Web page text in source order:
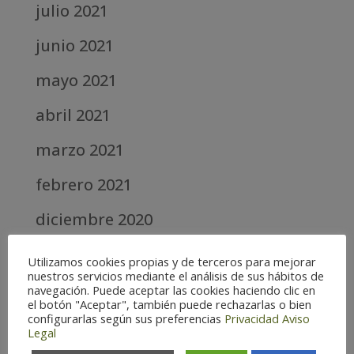
julio 2021
junio 2021
mayo 2021
abril 2021
marzo 2021
febrero 2021
diciembre 2020
abril 2020
marzo 2020
febrero 2019
Utilizamos cookies propias y de terceros para mejorar
nuestros servicios mediante el análisis de sus hábitos de
navegación. Puede aceptar las cookies haciendo clic en
el botón "Aceptar", también puede rechazarlas o bien
configurarlas según sus preferencias Privacidad Aviso
Legal